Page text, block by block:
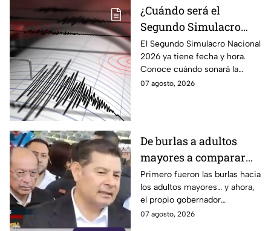
¿Cuándo será el
Segundo Simulacro
Nacional 2026? A esta
hora sonará la alerta
sísmica
El Segundo Simulacro Nacional
2026 ya tiene fecha y hora.
Conoce cuándo sonará la
alerta sísmica y qué ocurrirá
07 agosto, 2026
De burlas a adultos
mayores a comparar
Puebla con Palestina:
Alejandro Armenta se
disculpa “a modo” por
sus insensibles dichos
Primero fueron las burlas hacia
los adultos mayores… y ahora,
el propio gobernador
morenista Alejandro Armenta
07 agosto, 2026